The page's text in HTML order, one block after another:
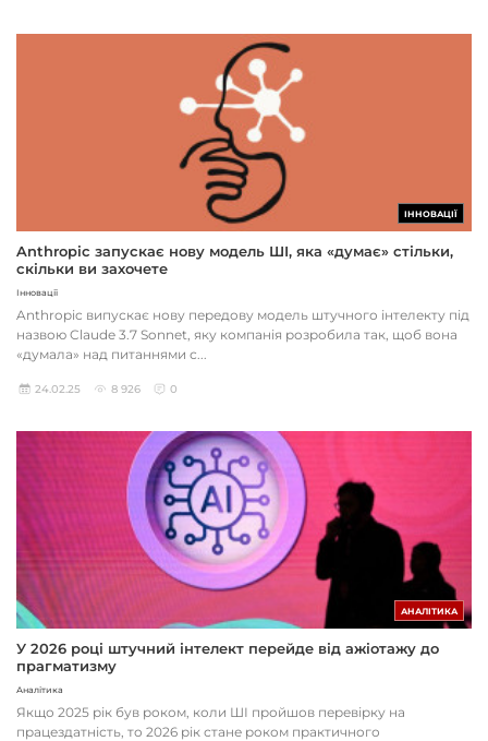
ІННОВАЦІЇ
Anthropic запускає нову модель ШІ, яка «думає» стільки,
скільки ви захочете
Інновації
Anthropic випускає нову передову модель штучного інтелекту під
назвою Claude 3.7 Sonnet, яку компанія розробила так, щоб вона
«думала» над питаннями с...
24.02.25 8 926 0
АНАЛІТИКА
У 2026 році штучний інтелект перейде від ажіотажу до
прагматизму
Аналітика
Якщо 2025 рік був роком, коли ШІ пройшов перевірку на
працездатність, то 2026 рік стане роком практичного